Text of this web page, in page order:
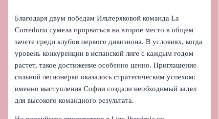
Благодаря двум победам Ильтеряковой команда La
Corredoria сумела прорваться на второе место в общем
зачете среди клубов первого дивизиона. В условиях, когда
уровень конкуренции в испанской лиге с каждым годом
растет, такое достижение особенно ценно. Приглашение
сильной легионерки оказалось стратегическим успехом:
именно выступления Софии создали необходимый задел
для высокого командного результата.